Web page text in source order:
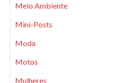
Meio Ambiente
Mini-Posts
Moda
Motos
Mulheres